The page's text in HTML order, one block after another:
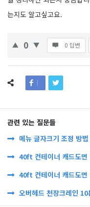
는지도 알고싶고요.
0 0 답변
관련 있는 질문들
메뉴 글자크기 조정 방법
40ft 컨테이너 캐드도면
40ft 컨테이너 캐드도면
오버헤드 천장크레인